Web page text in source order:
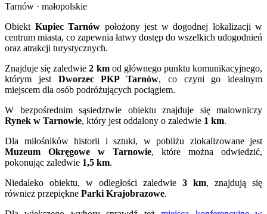
Tarnów · małopolskie
Obiekt Kupiec Tarnów położony jest w dogodnej lokalizacji w
centrum miasta, co zapewnia łatwy dostęp do wszelkich udogodnień
oraz atrakcji turystycznych.
Znajduje się zaledwie2 kmod głównego punktu komunikacyjnego,
którym jest Dworzec PKP Tarnów, co czyni go idealnym
miejscem dla osób podróżujących pociągiem.
W bezpośrednim sąsiedztwie obiektu znajduje się malowniczy
Rynek w Tarnowie, który jest oddalony o zaledwie 1 km.
Dla miłośników historii i sztuki, w pobliżu zlokalizowane jest
Muzeum Okręgowe w Tarnowie, które można odwiedzić,
pokonując zaledwie 1,5 km.
Niedaleko obiektu, w odległości zaledwie 3 km, znajdują się
również przepiękne Parki Krajobrazowe.